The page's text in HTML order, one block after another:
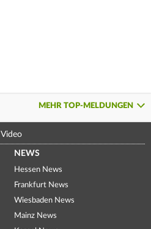
MEHR TOP-MELDUNGEN
Video
NEWS
Hessen News
Frankfurt News
Wiesbaden News
Mainz News